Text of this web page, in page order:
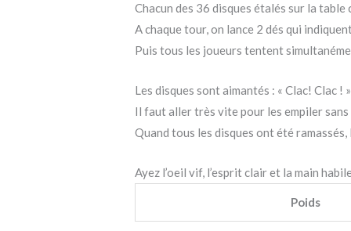
Chacun des 36 disques étalés sur la
A chaque tour, on lance 2 dés qui
Puis tous les joueurs tentent
Les disques sont aimantés : « Clac! Clac !
Il faut aller très vite pour les empiler
Quand tous les disques ont été
Ayez l’oeil vif, l’esprit clair et la main
Poids